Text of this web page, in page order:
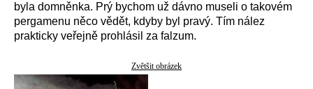
byla domněnka. Prý bychom už dávno museli o takovém
pergamenu něco vědět, kdyby byl pravý. Tím nález
prakticky veřejně prohlásil za falzum.
Zvětšit obrázek